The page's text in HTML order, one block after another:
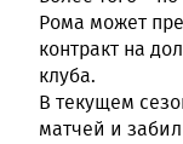
Рома может
контракт на
клуба.
В текущем
матчей и